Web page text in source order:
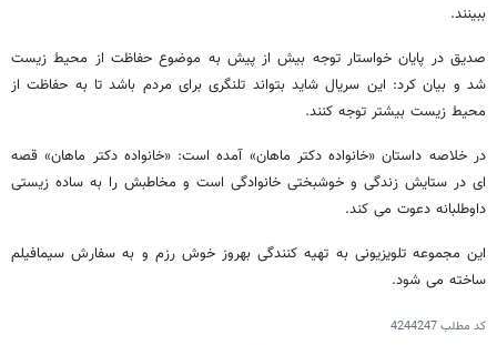
ببینند.
صدیق در پایان خواستار توجه بیش از پیش به موضوع حفاظت از محیط زیست
شد و بیان کرد: این سریال شاید بتواند تلنگری برای مردم باشد تا به حفاظت از
محیط زیست بیشتر توجه کنند.
در خلاصه داستان «خانواده دکتر ماهان» آمده است: «خانواده دکتر ماهان» قصه
ای در ستایش زندگی و خوشبختی خانوادگی است و مخاطبش را به ساده زیستی
داوطلبانه دعوت می کند.
این مجموعه تلویزیونی به تهیه کنندگی بهروز خوش رزم و به سفارش سیمافیلم
ساخته می شود.
کد مطلب4244247